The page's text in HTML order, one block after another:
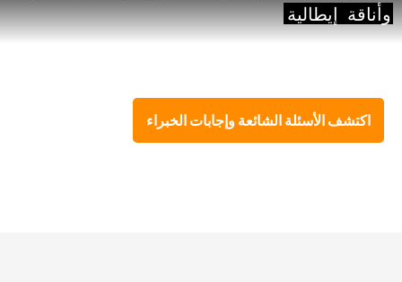
وأناقة إيطالية
اكتشف الأسئلة الشائعة وإجابات الخبراء